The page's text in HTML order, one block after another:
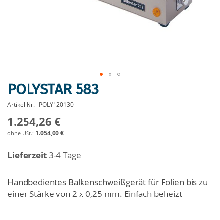
Zum
der
Bildergalerie
springen
POLYSTAR 583
Artikel Nr. POLY120130
1.254,26 €
1.054,00 €
Lieferzeit3-4 Tage
Handbedientes Balkenschweißgerät für Folien bis zu
einer Stärke von 2 x 0,25 mm. Einfach beheizt